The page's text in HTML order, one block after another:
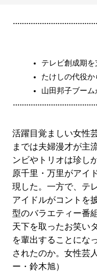
テレビ創成期
たけしの代役
山田邦子ブー
活躍目覚ましい女性
までは夫婦漫才が主
ンビやトリオは珍し
原千里・万里がアイ
現した。一方で、テ
アイドルがコントを
型のバラエティー番
天下を取ったお笑い
を輩出することにな
されたのか。女性芸
ー・鈴木旭）